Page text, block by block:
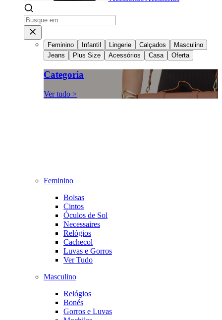
Feminino Infantil Lingerie Calçados
Masculino
Jeans
Plus Size Acessórios Casa Oferta
Categoria
Ver tudo >
Feminino
Bolsas
Cintos
Óculos de Sol
Necessaires
Relógios
Cachecol
Luvas e Gorros
Ver Tudo
Masculino
Relógios
Bonés
Gorros e Luvas